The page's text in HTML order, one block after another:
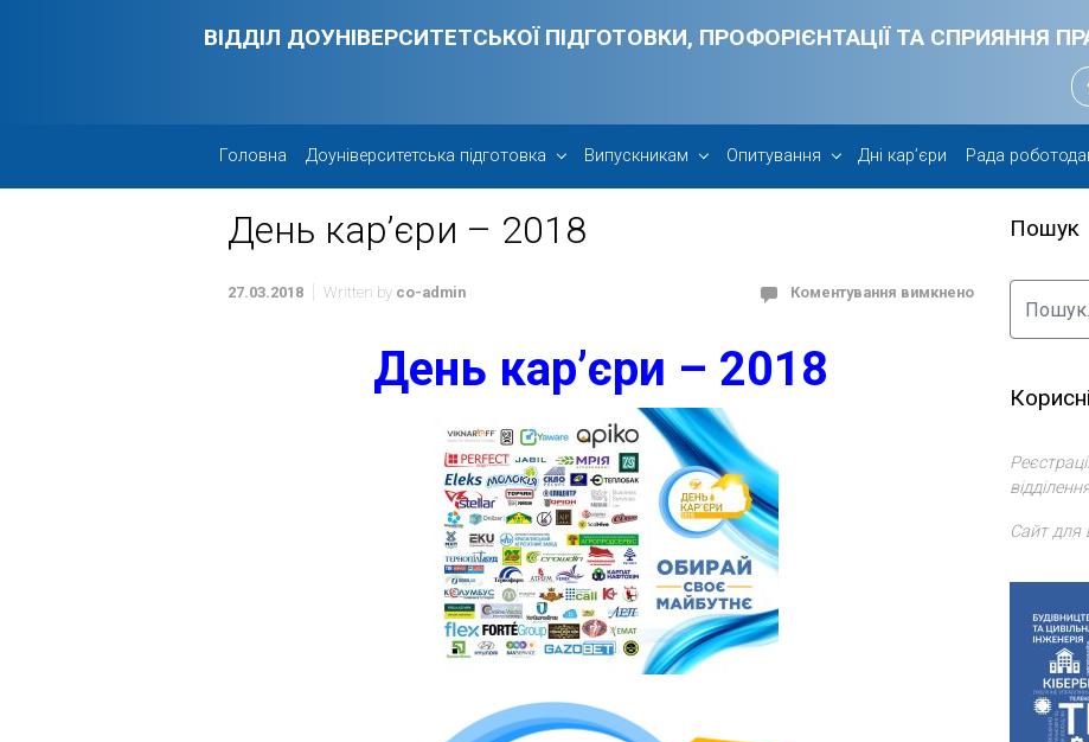
ВІДДІЛ ДОУНІВЕРСИТЕТСЬКОЇ ПІДГОТОВКИ, ПРОФОРІЄНТАЦІЇ ТА СПРИЯННЯ
Головна Доуніверситетська підготовка Випускникам Опитування Дні кар’єри Рада
День кар’єри – 2018
27.03.2018 Written by co-admin Коментування вимкнено
День кар’єри – 2018
Пошук
Сайт для